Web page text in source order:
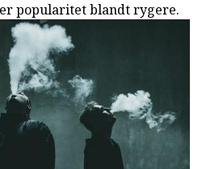
popularitet blandt rygere.